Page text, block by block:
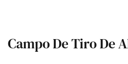
Campo De Tiro De